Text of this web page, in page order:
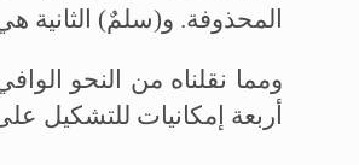
المحذوفة. و(سلمٌ)
ومما نقلناه من النحو
أربعة إمكانيات للتشكيل